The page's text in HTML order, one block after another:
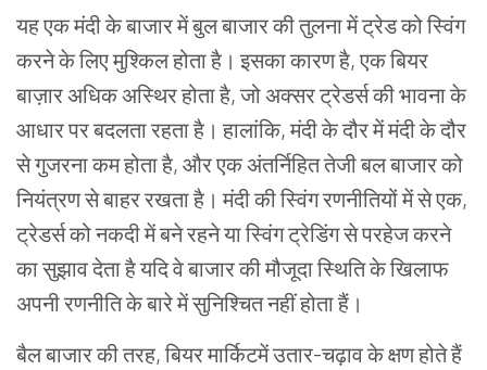
यह एक मंदी के बाजार में बुल बाजार की तुलना में ट्रेड को स्विंग
करने के लिए मुश्किल होता है। इसका कारण है, एक बियर
बाज़ार अधिक अस्थिर होता है, जो अक्सर ट्रेडर्स की भावना के
आधार पर बदलता रहता है। हालांकि, मंदी के दौर में मंदी के दौर
से गुजरना कम होता है, और एक अंतर्निहित तेजी बल बाजार को
नियंत्रण से बाहर रखता है। मंदी की स्विंग रणनीतियों में से एक,
ट्रेडर्स को नकदी में बने रहने या स्विंग ट्रेडिंग से परहेज करने
का सुझाव देता है यदि वे बाजार की मौजूदा स्थिति के खिलाफ
अपनी रणनीति के बारे में सुनिश्चित नहीं होता हैं।
बैल बाजार की तरह, बियर मार्किटमें उतार-चढ़ाव के क्षण होते हैं